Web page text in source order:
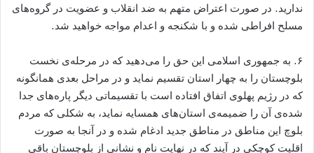
ندارید. در صورت اعتراض متهم به ضد انقلاب و عضویت در گروه‌های
مسلح افراطی شده و با شکنجه و اعدام مواجه خواهید شد.
۶. به جمهوری اسلامی این حق را می‌دهید که در مرحله‌ی نخست
بلوچستان را به چهار استان تقسیم نماید و در مراحل بعدی همانگونه
که در رژیم پهلوی اتفاق افتاده است با تقسیماتی دیگر پاره‌های جدا
شده‌ی آن را ضمیمه‌ی استان‌های همسایه نماید، به شکلی که مردم
بلوچ این مناطق در مناطق جدید ادغام شده و در آنجا به صورت
اقلیت کوچکی در آیند که در نهایت نام و نشانی از بلوچستان باقی